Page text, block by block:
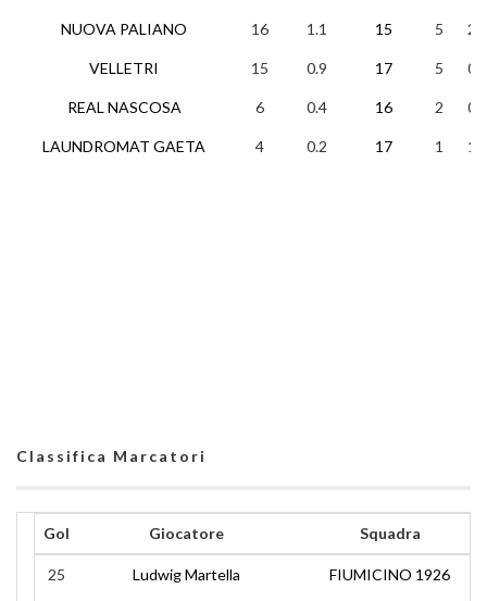
NUOVA PALIANO
VELLETRI
REAL NASCOSA
LAUNDROMAT GAETA
16 1.1 15 5 2
15 0.9 17 5 0
6 0.4 16 2 0
4 0.2 17 1 1
Classifica Marcatori
Gol Giocatore Squadra
25 Ludwig Martella FIUMICINO 1926